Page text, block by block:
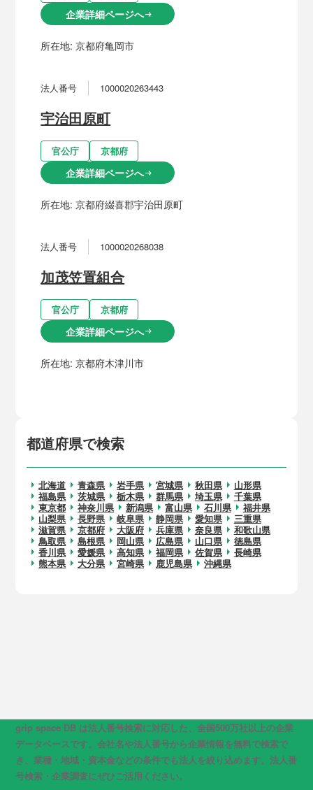
都道府県で検索
北海道 青森県 岩手県 宮城県 秋田県
山形県
福島県
茨城県 栃木県 群馬県 埼玉県
千葉県
東京都
神奈川県 新潟県 富山県 石川県
福井県
山梨県
長野県 岐阜県 静岡県 愛知県
三重県
滋賀県
京都府 大阪府 兵庫県 奈良県
和歌山県
鳥取県
島根県 岡山県 広島県 山口県
徳島県
香川県
愛媛県 高知県 福岡県 佐賀県
長崎県
熊本県
大分県 宮崎県 鹿児島県 沖縄県
企業詳細ページへarrow_right_alt
所在地:京都府亀岡市
法人番号 1000020263443
宇治田原町
官公庁 京都府
企業詳細ページへarrow_right_alt
所在地:京都府綴喜郡宇治田原町
法人番号 1000020268038
加茂笠置組合
官公庁 京都府
企業詳細ページへarrow_right_alt
所在地:京都府木津川市
grip space DB は法人番号検索に対応した、全国500万社以上の企業
データベースです。会社名や法人番号から企業情報を無料で検索で
き、業種・地域・資本金などの条件でも法人を絞り込めます。法人番
号検索・企業調査にぜひご活用ください。